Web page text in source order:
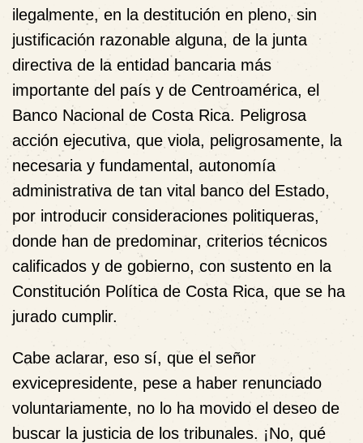
ilegalmente, en la destitución en pleno, sin
justificación razonable alguna, de la junta
directiva de la entidad bancaria más
importante del país y de Centroamérica, el
Banco Nacional de Costa Rica. Peligrosa
acción ejecutiva, que viola, peligrosamente, la
necesaria y fundamental, autonomía
administrativa de tan vital banco del Estado,
por introducir consideraciones politiqueras,
donde han de predominar, criterios técnicos
calificados y de gobierno, con sustento en la
Constitución Política de Costa Rica, que se ha
jurado cumplir.
Cabe aclarar, eso sí, que el señor
exvicepresidente, pese a haber renunciado
voluntariamente, no lo ha movido el deseo de
buscar la justicia de los tribunales. ¡No, qué